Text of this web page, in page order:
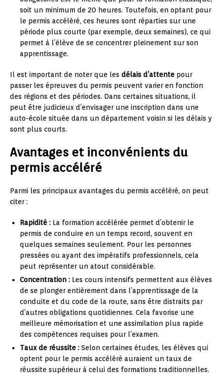
soit un minimum de 20 heures. Toutefois, en optant pour
le permis accéléré, ces heures sont réparties sur une
période plus courte (par exemple, deux semaines), ce qui
permet à l’élève de se concentrer pleinement sur son
apprentissage.
Il est important de noter que les délais d’attente pour
passer les épreuves du permis peuvent varier en fonction
des régions et des périodes. Dans certaines situations, il
peut être judicieux d’envisager une inscription dans une
auto-école située dans un département voisin si les délais y
sont plus courts.
Avantages et inconvénients du
permis accéléré
Parmi les principaux avantages du permis accéléré, on peut
citer :
Rapidité : La formation accélérée permet d’obtenir le
permis de conduire en un temps record, souvent en
quelques semaines seulement. Pour les personnes
pressées ou ayant des impératifs professionnels, cela
peut représenter un atout considérable.
Concentration : Les cours intensifs permettent aux élèves
de se plonger entièrement dans l’apprentissage de la
conduite et du code de la route, sans être distraits par
d’autres obligations quotidiennes. Cela favorise une
meilleure mémorisation et une assimilation plus rapide
des compétences requises pour l’examen.
Taux de réussite : Selon certaines études, les élèves qui
optent pour le permis accéléré auraient un taux de
réussite supérieur à celui des formations traditionnelles.